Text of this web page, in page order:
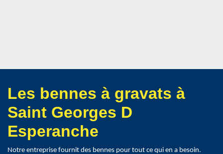
Les bennes à gravats à
Saint Georges D
Esperanche
Notre entreprise fournit des bennes pour tout ce qui en a besoin.